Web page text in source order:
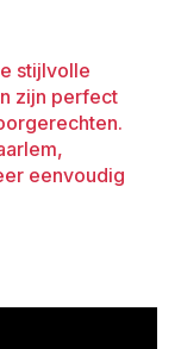
stijlvolle
zijn perfect
eenvoudig